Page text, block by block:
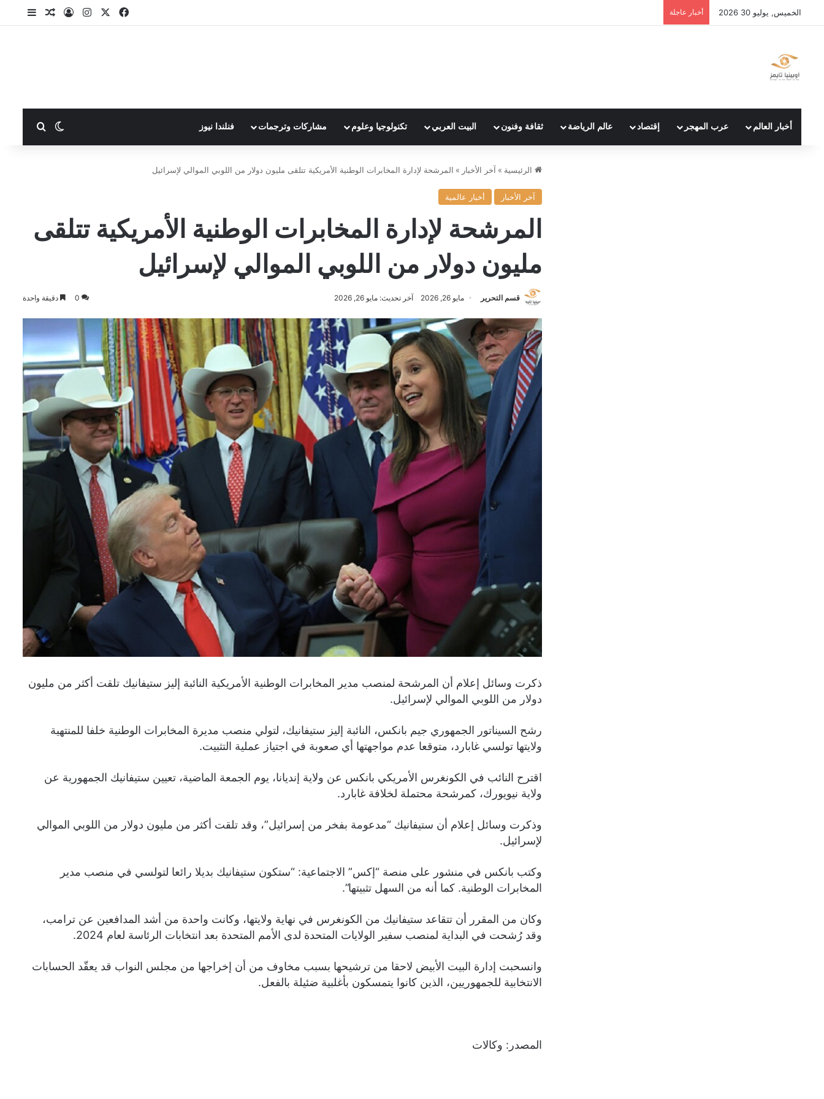
الخميس, يوليو 30 2026 أخبار عاجلة فيسبوك انستقرامتسجيل الدخول
مقالإضافة
أخبار العالم عرب المهجر إقتصاد عالم الرياضة ثقافة وفنون البيت العربي تكنولوجيا وعلوم مشاركات وترجمات فنلندا نيوز الوضعبحث عن
الرئيسية » آخر الأخبار » المرشحة لإدارة المخابرات الوطنية الأمريكية تتلقى مليون دولار من اللوبي الموالي لإسرائيل
آخر الأخبار أخبار عالمية
المرشحة لإدارة المخابرات الوطنية الأمريكية تتلقى
مليون دولار من اللوبي الموالي لإسرائيل
قسم التحرير مايو 26, 2026 آخر تحديث: مايو 26, 2026 0 دقيقة واحدة
ذكرت وسائل إعلام أن المرشحة لمنصب مدير المخابرات الوطنية الأمريكية النائبة إليز ستيفانيك تلقت أكثر من مليون
دولار من اللوبي الموالي لإسرائيل.
رشح السيناتور الجمهوري جيم بانكس، النائبة إليز ستيفانيك، لتولي منصب مديرة المخابرات الوطنية خلفا للمنتهية
ولايتها تولسي غابارد، متوقعا عدم مواجهتها أي صعوبة في اجتياز عملية التثبيت.
اقترح النائب في الكونغرس الأمريكي بانكس عن ولاية إنديانا، يوم الجمعة الماضية، تعيين ستيفانيك الجمهورية عن
ولاية نيويورك، كمرشحة محتملة لخلافة غابارد.
وذكرت وسائل إعلام أن ستيفانيك “مدعومة بفخر من إسرائيل”، وقد تلقت أكثر من مليون دولار من اللوبي الموالي
لإسرائيل.
وكتب بانكس في منشور على منصة “إكس” الاجتماعية: “ستكون ستيفانيك بديلا رائعا لتولسي في منصب مدير
المخابرات الوطنية. كما أنه من السهل تثبيتها”.
وكان من المقرر أن تتقاعد ستيفانيك من الكونغرس في نهاية ولايتها، وكانت واحدة من أشد المدافعين عن ترامب،
وقد رُشحت في البداية لمنصب سفير الولايات المتحدة لدى الأمم المتحدة بعد انتخابات الرئاسة لعام 2024.
وانسحبت إدارة البيت الأبيض لاحقا من ترشيحها بسبب مخاوف من أن إخراجها من مجلس النواب قد يعقّد الحسابات
الانتخابية للجمهوريين، الذين كانوا يتمسكون بأغلبية ضئيلة بالفعل.
المصدر: وكالات